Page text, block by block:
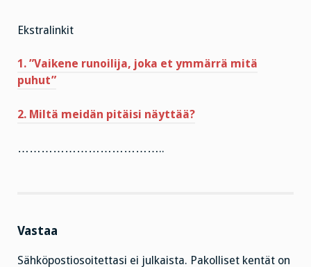
Ekstralinkit
1. ”Vaikene runoilija, joka et ymmärrä mitä
puhut”
2. Miltä meidän pitäisi näyttää?
………………………………..
Vastaa
Sähköpostiosoitettasi ei julkaista. Pakolliset kentät on